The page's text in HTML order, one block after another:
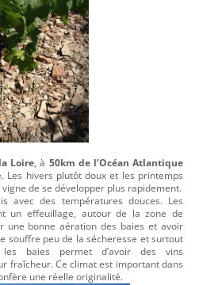
Loire, à 50km de l’Océan Atlantique
Les hivers plutôt doux et les printemps
de se développer plus rapidement.
avec des températures douces. Les
un effeuillage, autour de la zone de
une bonne aération des baies et avoir
souffre peu de la sécheresse et surtout
les baies permet d’avoir des vins
fraîcheur. Ce climat est important dans
une réelle originalité.